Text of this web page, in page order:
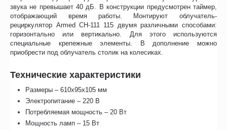
звука не превышает 40 дБ. В конструкции предусмотрен таймер,
отображающий время работы. Монтируют облучатель-
рециркулятор Armed CH-111 115 двумя различными способами:
горизонтально или вертикально. Для этого используются
специальные крепежные элементы. В дополнение можно
приобрести под облучатель столик на колесиках.
Технические характеристики
Размеры – 610х95х105 мм
Электропитание – 220 В
Потребляемая мощность – 20 Вт
Мощность ламп – 15 Вт